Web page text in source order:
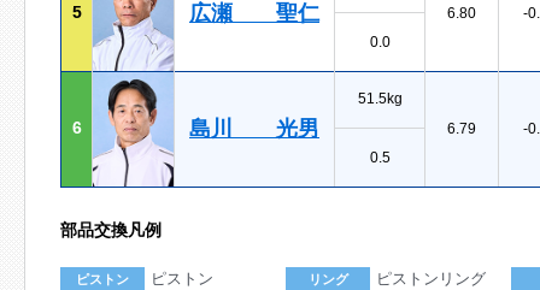
5 広瀬 聖仁
6.80
-
0.0
6 島川 光男
51.5kg
6.79
-
0.5
部品交換凡例
ピストン ピストン リング ピストンリング